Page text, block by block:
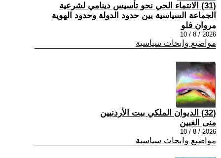
(31) الانتماء الحي نحو تأسيس دينامي لشرعية
الجماعة السياسية بين حدود الدولة وحدود الهوية
مروان فلو
2026 / 8 / 10
مواضيع وابحاث سياسية
(32) الديوان الملكي بيت الأردنيين
منى الغبين
2026 / 8 / 10
مواضيع وابحاث سياسية